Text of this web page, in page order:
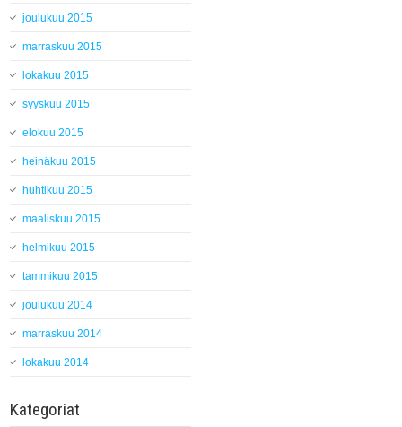
joulukuu 2015
marraskuu 2015
lokakuu 2015
syyskuu 2015
elokuu 2015
heinäkuu 2015
huhtikuu 2015
maaliskuu 2015
helmikuu 2015
tammikuu 2015
joulukuu 2014
marraskuu 2014
lokakuu 2014
Kategoriat